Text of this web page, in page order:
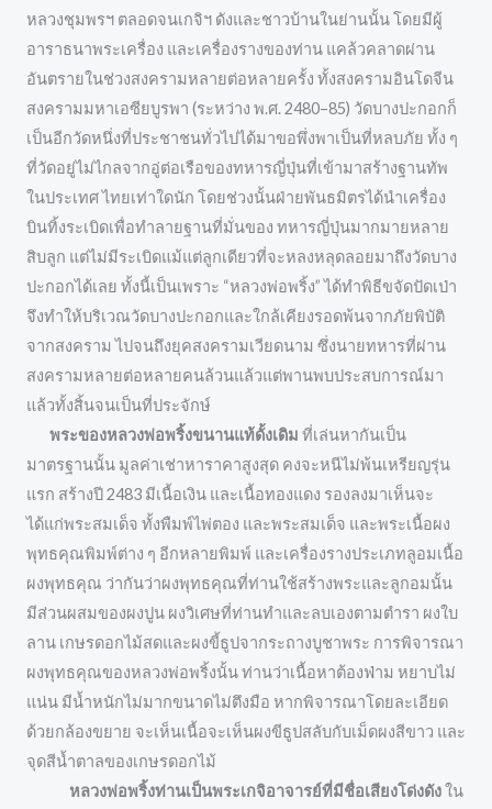
หลวงชุมพรฯ ตลอดจนเกจิฯ ดังและชาวบ้านในย่านนั้น โดยมีผู้
อาราธนาพระเครื่อง และเครื่องรางของท่าน แคล้วคลาดผ่าน
อันตรายในช่วงสงครามหลายต่อหลายครั้ง ทั้งสงครามอินโดจีน
สงครามมหาเอซียบูรพา (ระหว่าง พ.ศ. 2480–85) วัดบางปะกอกก็
เป็นอีกวัดหนึ่งที่ประชาชนทั่วไปได้มาขอพึ่งพาเป็นที่หลบภัย ทั้ง ๆ
ที่วัดอยู่ไม่ไกลจากอู่ต่อเรือของทหารญี่ปุ่นที่เข้ามาสร้างฐานทัพ
ในประเทศ ไทยเท่าใดนัก โดยช่วงนั้นฝ่ายพันธมิตรได้นำเครื่อง
บินทิ้งระเบิดเพื่อทำลายฐานที่มั่นของ ทหารญี่ปุ่นมากมายหลาย
สิบลูก แต่ไม่มีระเบิดแม้แต่ลูกเดียวที่จะหลงหลุดลอยมาถึงวัดบาง
ปะกอกได้เลย ทั้งนี้เป็นเพราะ “หลวงพ่อพริ้ง” ได้ทำพิธีขจัดปัดเป่า
จึงทำให้บริเวณวัดบางปะกอกและใกล้เคียงรอดพ้นจากภัยพิบัติ
จากสงคราม ไปจนถึงยุคสงครามเวียดนาม ซึ่งนายทหารที่ผ่าน
สงครามหลายต่อหลายคนล้วนแล้วแต่พานพบประสบการณ์มา
แล้วทั้งสิ้นจนเป็นที่ประจักษ์
พระของหลวงพ่อพริ้งขนานแท้ดั้งเดิม ที่เล่นหากันเป็น
มาตรฐานนั้น มูลค่าเช่าหาราคาสูงสุด คงจะหนีไม่พ้นเหรียญรุ่น
แรก สร้างปี 2483 มีเนื้อเงิน และเนื้อทองแดง รองลงมาเห็นจะ
ได้แก่พระสมเด็จ ทั้งพืมพ์ไพ่ตอง และพระสมเด็จ และพระเนื้อผง
พุทธคุณพิมพ์ต่าง ๆ อีกหลายพิมพ์ และเครื่องรางประเภทลูอมเนื้อ
ผงพุทธคุณ ว่ากันว่าผงพุทธคุณที่ท่านใช้สร้างพระและลูกอมนั้น
มีส่วนผสมของผงปูน ผงวิเศษที่ท่านทำและลบเองตามตำรา ผงใบ
ลาน เกษรดอกไม้สดและผงขี้ธูปจากระถางบูชาพระ การพิจารณา
ผงพุทธคุณของหลวงพ่อพริ้งนั้น ท่านว่าเนื้อหาต้องฟ่าม หยาบไม่
แน่น มีน้ำหนักไม่มากขนาดไม่ตึงมือ หากพิจารณาโดยละเอียด
ด้วยกล้องขยาย จะเห็นเนื้อจะเห็นผงขีธูปสลับกับเม็ดผงสีขาว และ
จุดสีน้ำตาลของเกษรดอกไม้
หลวงพ่อพริ้งท่านเป็นพระเกจิอาจารย์ที่มีชื่อเสียงโด่งดังใน